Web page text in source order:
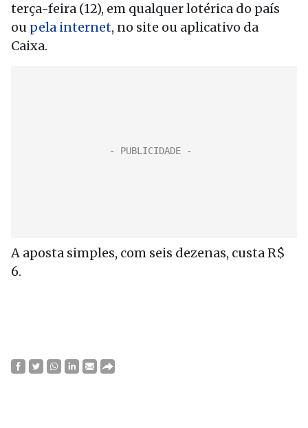
terça-feira (12), em qualquer lotérica do país
ou pela internet, no site ou aplicativo da
Caixa.
A aposta simples, com seis dezenas, custa R$
6.